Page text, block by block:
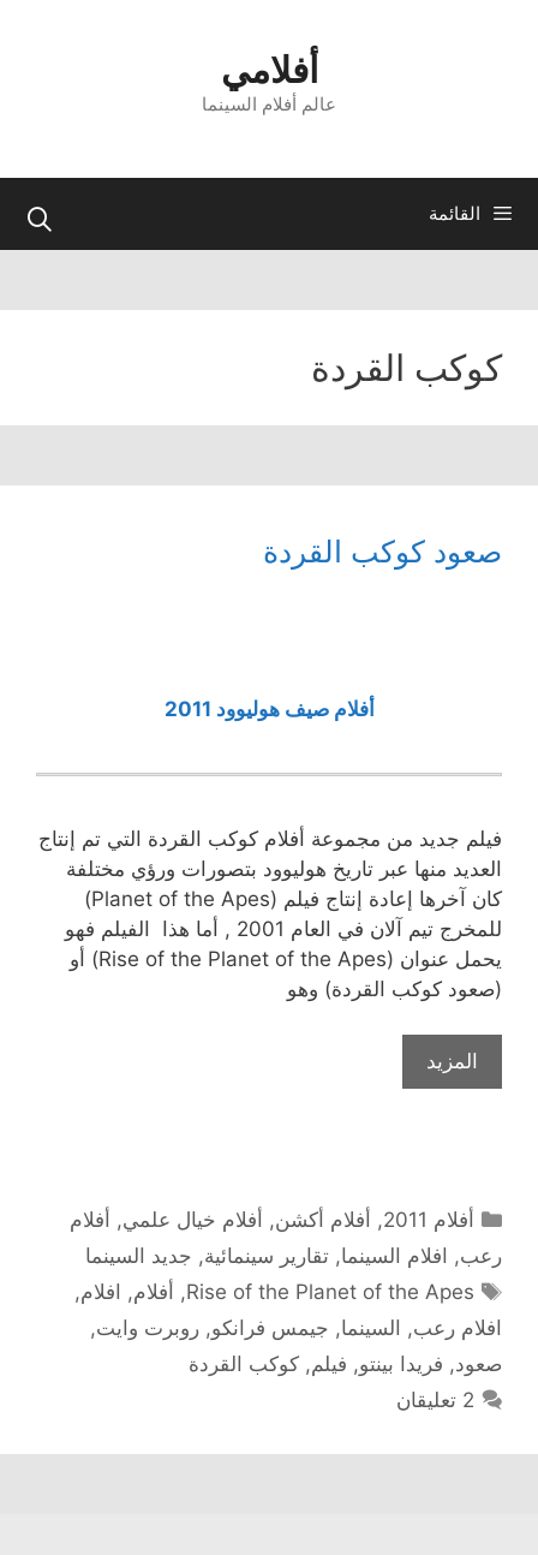
أفلامي
عالم أفلام السينما
القائمة
كوكب القردة
صعود كوكب القردة
أفلام صيف هوليوود 2011
فيلم جديد من مجموعة أفلام كوكب القردة التي تم إنتاج
العديد منها عبر تاريخ هوليوود بتصورات ورؤي مختلفة
كان آخرها إعادة إنتاج فيلم (Planet of the Apes)
للمخرج تيم آلان في العام 2001 , أما هذا الفيلم فهو
يحمل عنوان (Rise of the Planet of the Apes) أو
(صعود كوكب القردة) وهو
المزيد
التصنيفات
أفلام 2011 , أفلام أكشن, أفلام خيال علمي, أفلام
رعب, افلام السينما, تقارير سينمائية, جديد السينما
الوسوم
Rise of the Planet of the Apes
, أفلام, افلام,
افلام رعب, السينما, جيمس فرانكو, روبرت وايت,
صعود, فريدا بينتو, فيلم, كوكب القردة
2 تعليقان